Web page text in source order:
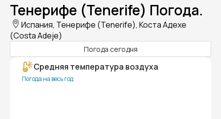
Тенерифе (Tenerife) Погода.
Испания, Тенерифе (Tenerife), Коста Адехе
(Costa Adeje)
Погода сегодня
Средняя температура воздуха
Погода на весь год